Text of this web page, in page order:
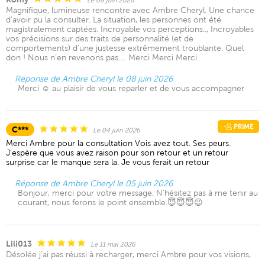
Magnifique, lumineuse rencontre avec Ambre Cheryl. Une chance
d’avoir pu la consulter. La situation, les personnes ont été
magistralement captées. Incroyable vos perceptions.., Incroyables
vos précisions sur des traits de personnalité (et de
comportements) d’une justesse extrêmement troublante. Quel
don ! Nous n’en revenons pas…. Merci Merci Merci.
Réponse de Ambre Cheryl le 08 juin 2026
Merci ☺️ au plaisir de vous reparler et de vous accompagner
C*** Le 04 juin 2026 PRIME
Merci Ambre pour la consultation Vois avez tout. Ses peurs.
J’espère que vous avez raison pour son retour et un retour
surprise car le manque sera la. Je vous ferait un retour
Réponse de Ambre Cheryl le 05 juin 2026
Bonjour, merci pour votre message. N’hésitez pas à me tenir au
courant, nous ferons le point ensemble.😇😇😇😉
Lili013 Le 11 mai 2026
Désolée j’ai pas réussi à recharger, merci Ambre pour vos visions,